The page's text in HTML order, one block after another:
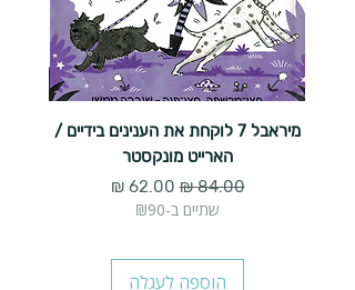
מיראבל 7 לוקחת את הענינים בידיים /
הארייט מונקסטר
מחיר רגיל‏84.00 ‏₪ מחיר מבצע
שתיים ב-₪90
הוספה לעגלה